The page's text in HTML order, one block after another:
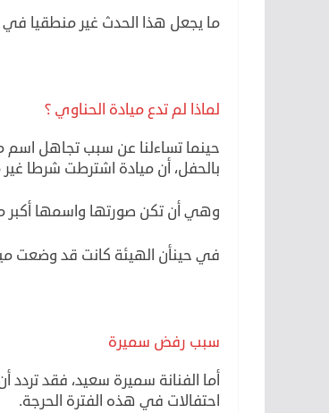
ما يجعل هذا الحدث غير منطقيا في
لماذا لم تدع ميادة الحناوي ؟
حينما تساءلنا عن سبب تجاهل اسم
بالحفل، أن ميادة اشترطت شرطا غير
وهي أن تكن صورتها واسمها أكبر من
في حينأن الهيئة كانت قد وضعت
سبب رفض سميرة
أما الفنانة سميرة سعيد، فقد
احتفالات في هذه الفترة الحرجة.